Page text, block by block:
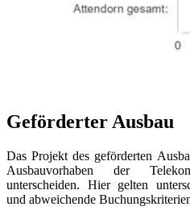
Geförderter Ausbau
Das Projekt des geförderten
Ausbauvorhaben der
unterscheiden. Hier gelten
und abweichende